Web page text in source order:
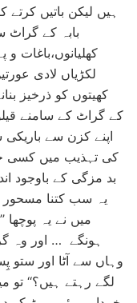
ہیں لیکن باتیں
بابہ کے گراٹ
کھلیانوں،باغات
لکڑیاں لادی
کھیتوں کو ذرخیز
کے گراٹ کے سامنے
اپنے کزن سے
کی تہذیب میں کسی
بد مزگی کے باوجود
یہ سب کتنا مسحور
میں نے یہ پوچھا
ہونگے … اور وہ
وہاں سے آٹا اور ستو
لگے رہتے ہیں؟‘‘